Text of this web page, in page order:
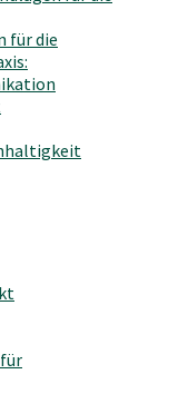
für die